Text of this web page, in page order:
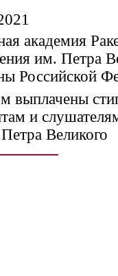
академия
им. Петра
Российской
выплачены
и
Великого